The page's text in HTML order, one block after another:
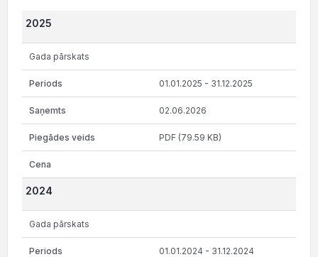
2025
Gada pārskats
01.01.2025 - 31.12.2025
02.06.2026
PDF (79.59 KB)
2024
Gada pārskats
01.01.2024 - 31.12.2024